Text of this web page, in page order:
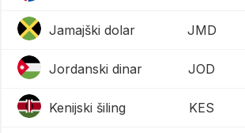
Jamajški dolar JMD
Jordanski dinar JOD
Kenijski šiling KES